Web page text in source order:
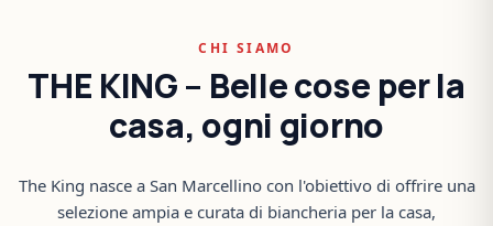
CHI SIAMO
THE KING – Belle cose per la
casa, ogni giorno
The King nasce a San Marcellino con l'obiettivo di offrire una
selezione ampia e curata di biancheria per la casa,